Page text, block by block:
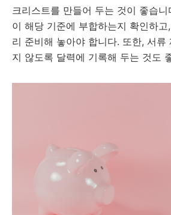
크리스트를 만들어 두는 것이 좋습
이 해당 기준에 부합하는지 확인하
리 준비해 놓아야 합니다. 또한, 서류
지 않도록 달력에 기록해 두는 것도